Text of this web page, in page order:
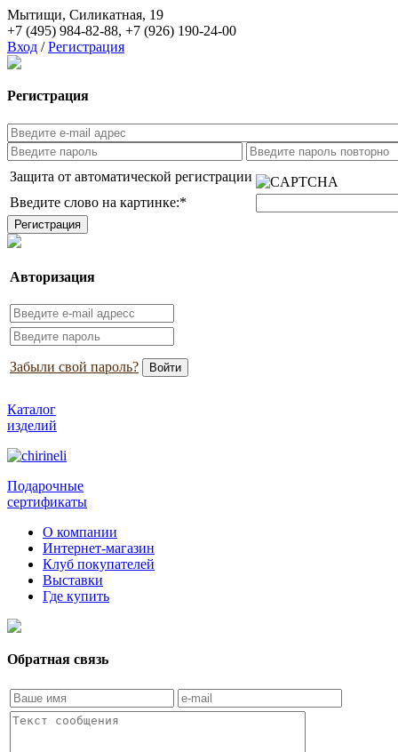
Мытищи, Силикатная, 19
+7 (495) 984-82-88, +7 (926) 190-24-00
Вход / Регистрация
Регистрация
Защита от автоматической регистрации
Введите слово на картинке:*
Авторизация
Забыли свой пароль?
Каталог
изделий
Подарочные
сертификаты
О компании
Интернет-магазин
Клуб покупателей
Выставки
Где купить
Обратная связь